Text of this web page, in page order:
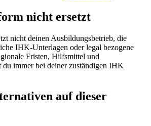
nicht ersetzt
nicht deinen Ausbildungsbetrieb, die
IHK-Unterlagen oder legal bezogene
Fristen, Hilfsmittel und
du immer bei deiner zuständigen IHK
auf dieser